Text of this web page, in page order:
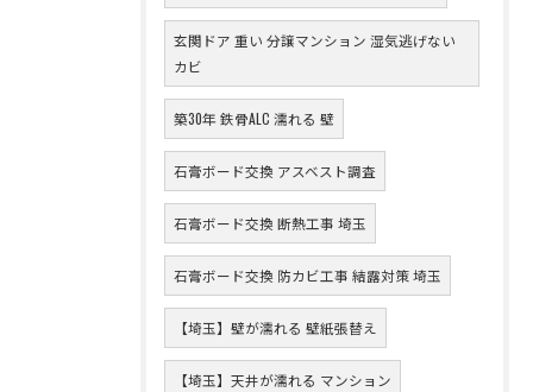
玄関ドア 重い 分譲マンション 湿気逃げない
カビ
築30年 鉄骨ALC 濡れる 壁
石膏ボード交換 アスベスト調査
石膏ボード交換 断熱工事 埼玉
石膏ボード交換 防カビ工事 結露対策 埼玉
【埼玉】壁が濡れる 壁紙張替え
【埼玉】天井が濡れる マンション